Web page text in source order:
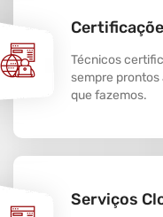
Técnicos
sempre
que fazemos.
Serviços